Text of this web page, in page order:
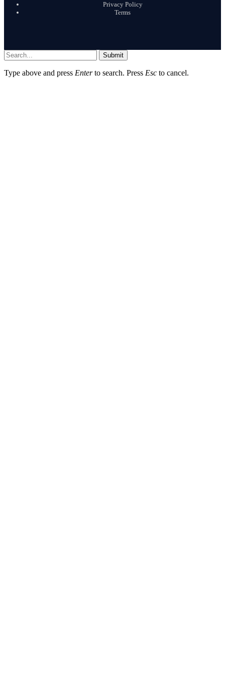
Privacy Policy
Terms
Submit
Type above and press Enterto search. Press Esc to cancel.